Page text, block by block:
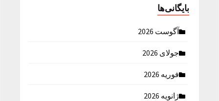
بایگانی‌ها
آگوست 2026
جولای 2026
فوریه 2026
ژانویه 2026